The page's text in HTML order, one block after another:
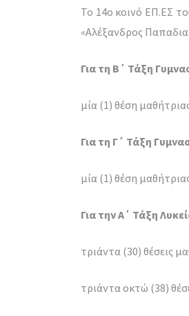
Το 14ο κοινό ΕΠ.ΕΣ
«Αλέξανδρος
Για τη Β΄ Τάξη
μία (1) θέση
Για τη Γ΄ Τάξη
μία (1) θέση
Για την Α΄ Τάξη
τριάντα (30) θέσεις
τριάντα οκτώ (38)